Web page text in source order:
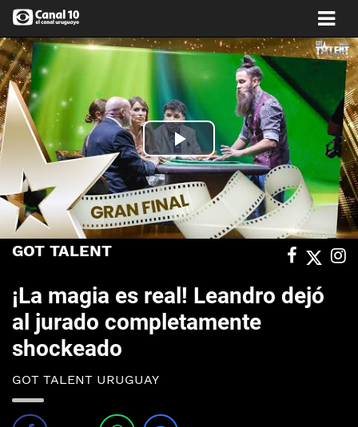
Play
Video
GOT TALENT
¡La magia es real! Leandro dejó
al jurado completamente
shockeado
GOT TALENT URUGUAY